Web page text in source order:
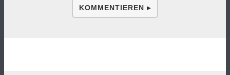
KOMMENTIEREN ▸